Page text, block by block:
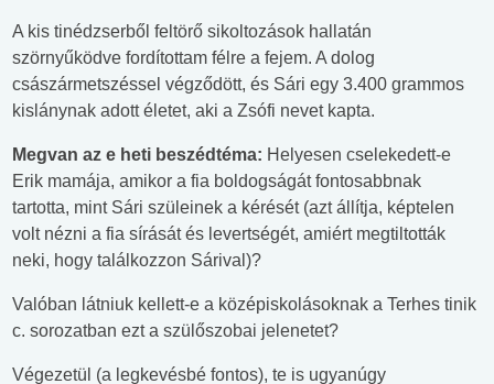
A kis tinédzserből feltörő sikoltozások hallatán
szörnyűködve fordítottam félre a fejem. A dolog
császármetszéssel végződött, és Sári egy 3.400 grammos
kislánynak adott életet, aki a Zsófi nevet kapta.
Megvan az e heti beszédtéma: Helyesen cselekedett-e
Erik mamája, amikor a fia boldogságát fontosabbnak
tartotta, mint Sári szüleinek a kérését (azt állítja, képtelen
volt nézni a fia sírását és levertségét, amiért megtiltották
neki, hogy találkozzon Sárival)?
Valóban látniuk kellett-e a középiskolásoknak a Terhes tinik
c. sorozatban ezt a szülőszobai jelenetet?
Végezetül (a legkevésbé fontos), te is ugyanúgy